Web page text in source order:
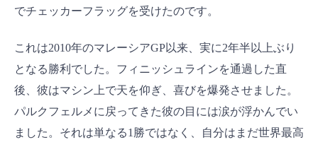
でチェッカーフラッグを受けたのです。
これは2010年のマレーシアGP以来、実に2年半以上ぶり
となる勝利でした。フィニッシュラインを通過した直
後、彼はマシン上で天を仰ぎ、喜びを爆発させました。
パルクフェルメに戻ってきた彼の目には涙が浮かんでい
ました。それは単なる1勝ではなく、自分はまだ世界最高